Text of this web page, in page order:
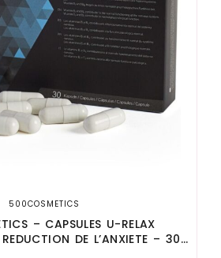
500COSMETICS
– CAPSULES U-RELAX
DE L’ANXIETE – 30